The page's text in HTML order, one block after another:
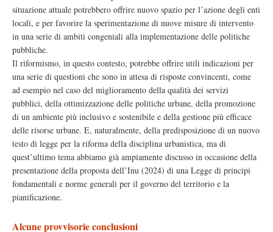
situazione attuale potrebbero offrire nuovo spazio per l’azione degli enti
locali, e per favorire la sperimentazione di nuove misure di intervento
in una serie di ambiti congeniali alla implementazione delle politiche
pubbliche.
Il riformismo, in questo contesto, potrebbe offrire utili indicazioni per
una serie di questioni che sono in attesa di risposte convincenti, come
ad esempio nel caso del miglioramento della qualità dei servizi
pubblici, della ottimizzazione delle politiche urbane, della promozione
di un ambiente più inclusivo e sostenibile e della gestione più efficace
delle risorse urbane. E, naturalmente, della predisposizione di un nuovo
testo di legge per la riforma della disciplina urbanistica, ma di
quest’ultimo tema abbiamo già ampiamente discusso in occasione della
presentazione della proposta dell’Inu (2024) di una Legge di principi
fondamentali e norme generali per il governo del territorio e la
pianificazione.
Alcune provvisorie conclusioni